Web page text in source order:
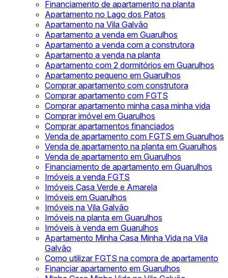
Financiamento de apartamento na planta
Apartamento no Lago dos Patos
Apartamento na Vila Galvão
Apartamento a venda em Guarulhos
Apartamento a venda com a construtora
Apartamento a venda na planta
Apartamento com 2 dormitórios em Guarulhos
Apartamento pequeno em Guarulhos
Comprar apartamento com construtora
Comprar apartamento com FGTS
Comprar apartamento minha casa minha vida
Comprar imóvel em Guarulhos
Comprar apartamentos financiados
Venda de apartamento com FGTS em Guarulhos
Venda de apartamento na planta em Guarulhos
Venda de apartamento em Guarulhos
Financiamento de apartamento em Guarulhos
Imóveis a venda FGTS
Imóveis Casa Verde e Amarela
Imóveis em Guarulhos
Imóveis na Vila Galvão
Imóveis na planta em Guarulhos
Imóveis à venda em Guarulhos
Apartamento Minha Casa Minha Vida na Vila
Galvão
Como utilizar FGTS na compra de apartamento
Financiar apartamento em Guarulhos